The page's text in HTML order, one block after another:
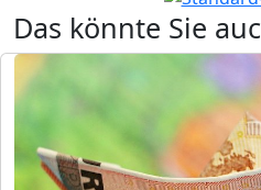
Das könnte Sie